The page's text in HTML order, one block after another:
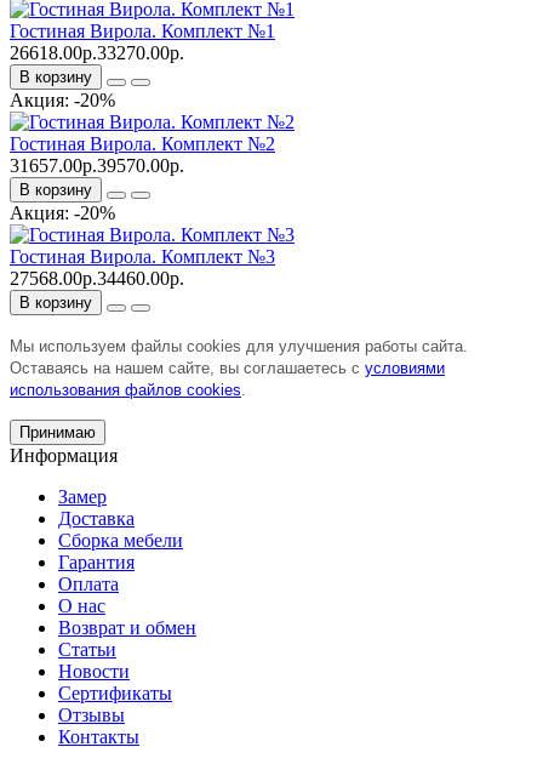
Гостиная Вирола. Комплект №1
26618.00р.33270.00р.
В корзину
Акция: -20%
Гостиная Вирола. Комплект №2
31657.00р.39570.00р.
В корзину
Акция: -20%
Гостиная Вирола. Комплект №3
27568.00р.34460.00р.
В корзину
Мы используем файлы cookies для улучшения работы сайта.
Оставаясь на нашем сайте, вы соглашаетесь с условиями
использования файлов cookies.
Принимаю
Информация
Замер
Доставка
Сборка мебели
Гарантия
Оплата
О нас
Возврат и обмен
Статьи
Новости
Сертификаты
Отзывы
Контакты